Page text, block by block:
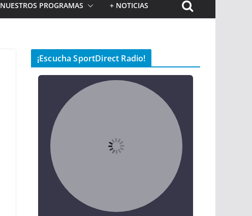
NUESTROS PROGRAMAS + NOTICIAS
¡Escucha SportDirect Radio!